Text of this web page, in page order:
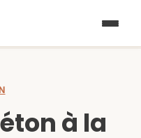
à la